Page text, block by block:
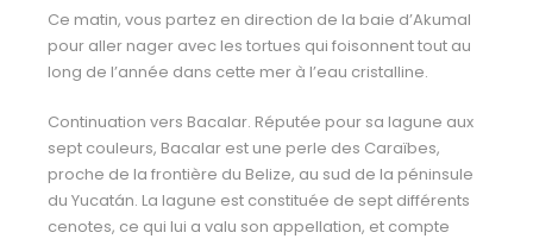
Ce matin, vous partez en direction de la baie d’Akumal
pour aller nager avec les tortues qui foisonnent tout au
long de l’année dans cette mer à l’eau cristalline.
Continuation vers Bacalar. Réputée pour sa lagune aux
sept couleurs, Bacalar est une perle des Caraïbes,
proche de la frontière du Belize, au sud de la péninsule
du Yucatán. La lagune est constituée de sept différents
cenotes, ce qui lui a valu son appellation, et compte